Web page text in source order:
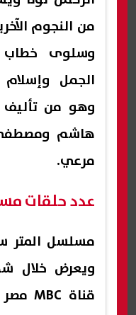
من النجوم
وسلوى
الجمل
وهو من
هاشم
مرعي.
عدد حلقات
ويعرض خلال